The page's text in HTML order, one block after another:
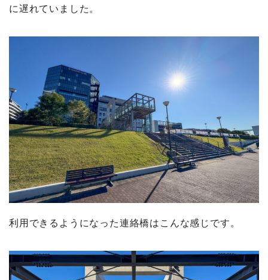
に遅れていました。
利用できるようになった連絡橋はこんな感じです。